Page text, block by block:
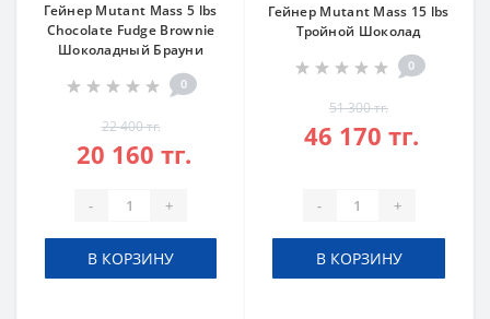
Гейнер Mutant Mass 5 lbs
Chocolate Fudge Brownie
Шоколадный Брауни
0
22 400 тг.
20 160 тг.
- +
В КОРЗИНУ
Гейнер Mutant Mass 15 lbs
Тройной Шоколад
0
51 300 тг.
46 170 тг.
- +
В КОРЗИНУ